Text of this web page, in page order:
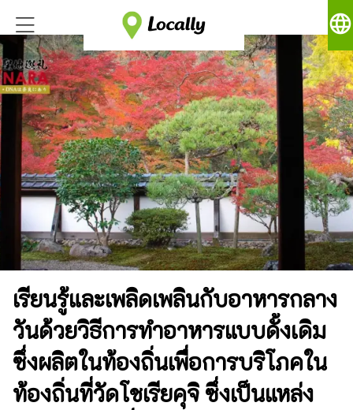
language
เรียนรู้และเพลิดเพลินกับอาหารกลาง
วันด้วยวิธีการทำอาหารแบบดั้งเดิม
ซึ่งผลิตในท้องถิ่นเพื่อการบริโภคใน
ท้องถิ่นที่วัดโชเรียคุจิ ซึ่งเป็นแหล่ง